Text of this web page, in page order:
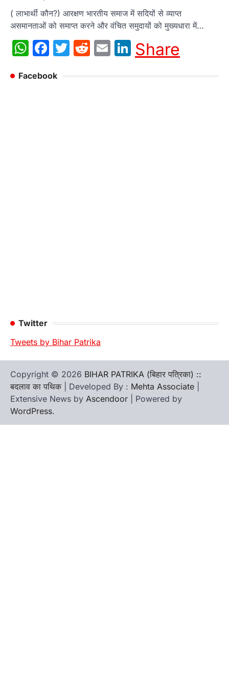
( लाभार्थी कौन?) आरक्षण भारतीय समाज में सदियों से व्याप्त
असमानताओं को समाप्त करने और वंचित समुदायों को मुख्यधारा में…
WhatsApp
Facebook
Twitter
Reddit
EmailLinkedIn
Share
Facebook
Twitter
Tweets by Bihar Patrika
Copyright © 2026 BIHAR PATRIKA (बिहार पत्रिका) ::
बदलाव का पथिक | Developed By : Mehta Associate
Extensive News by Ascendoor | Powered by
WordPress.